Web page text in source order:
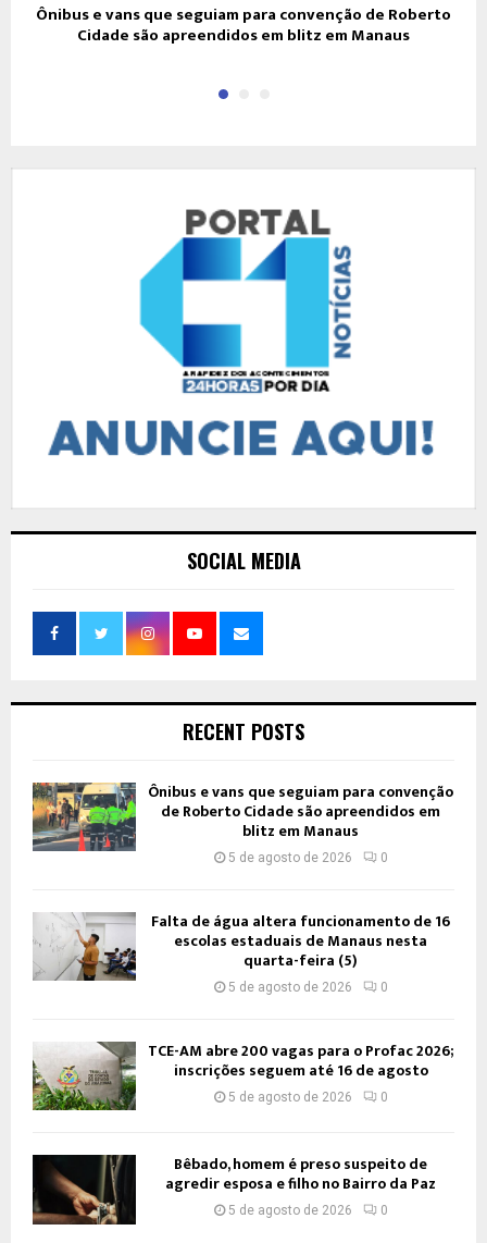
Ônibus e vans que seguiam para convenção de Roberto
Cidade são apreendidos em blitz em Manaus
SOCIAL MEDIA
RECENT POSTS
Ônibus e vans que seguiam para convenção
de Roberto Cidade são apreendidos em
blitz em Manaus
5 de agosto de 2026 0
Falta de água altera funcionamento de 16
escolas estaduais de Manaus nesta
quarta-feira (5)
5 de agosto de 2026 0
TCE-AM abre 200 vagas para o Profac 2026;
inscrições seguem até 16 de agosto
5 de agosto de 2026 0
Bêbado, homem é preso suspeito de
agredir esposa e filho no Bairro da Paz
5 de agosto de 2026 0